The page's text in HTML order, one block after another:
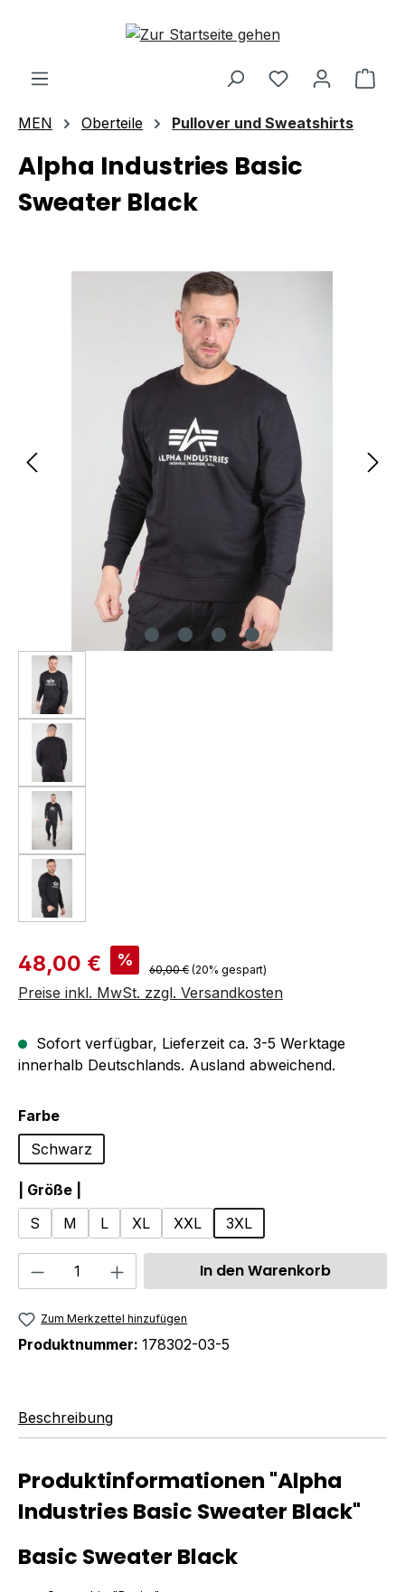
Zum Hauptinhalt springen
MEN Oberteile Pullover und Sweatshirts
Alpha Industries Basic
Sweater Black
Bildergalerie überspringen
Verkaufspreis:
48,00 € % Regulärer Preis:
60,00 € (20% gespart)
Preise inkl. MwSt. zzgl. Versandkosten
Sofort verfügbar, Lieferzeit ca. 3-5 Werktage
innerhalb Deutschlands. Ausland abweichend.
Farbeauswählen
Schwarz
| Größe |
S
M L XL XXL 3XL
Produkt Anzahl: Gib denIn den Warenkorb
Zum Merkzettel hinzufügen
Produktnummer: 178302-03-5
Beschreibung
Produktinformationen "Alpha
Industries Basic Sweater Black"
Basic Sweater Black